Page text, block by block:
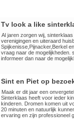
Tv look a like
Al jaren zorgen wij,
verenigingen en uiteraard
Spijkenisse,Pijnacker,Berkel
vraag naar de mogelijkheden.
informeer dan naar de
Sint en Piet op
Maak er dit jaar een
Sinterklaas heeft voor ieder
kinderen. Dromen komen uit
20 minuten en natuurlijk
ervaring en zijn professioneel